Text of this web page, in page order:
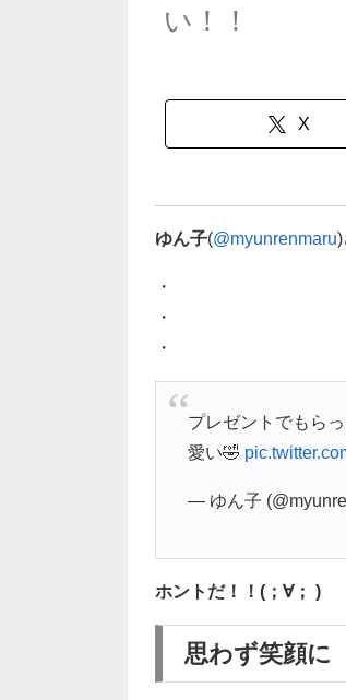
い！！
X
ゆん子(@myunrenmaru)
・
・
・
プレゼントでもら
愛い🤣
— ゆん子
ホントだ！！(；∀； )
思わず笑顔に